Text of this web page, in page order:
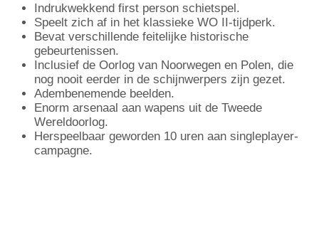
Indrukwekkend first person schietspel.
Speelt zich af in het klassieke WO II-tijdperk.
Bevat verschillende feitelijke historische
gebeurtenissen.
Inclusief de Oorlog van Noorwegen en Polen, die
nog nooit eerder in de schijnwerpers zijn gezet.
Adembenemende beelden.
Enorm arsenaal aan wapens uit de Tweede
Wereldoorlog.
Herspeelbaar geworden 10 uren aan singleplayer-
campagne.